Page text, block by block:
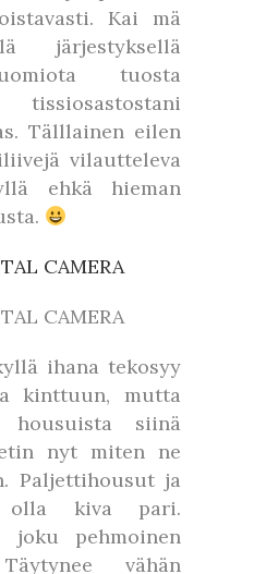
Kai mä
järjestyksellä
tuosta
Tälllainen eilen
vilautteleva
ehkä hieman
ihana tekosyy
kinttuun, mutta
housuista siinä
nyt miten ne
Paljettihousut ja
olla kiva pari.
joku pehmoinen
vähän